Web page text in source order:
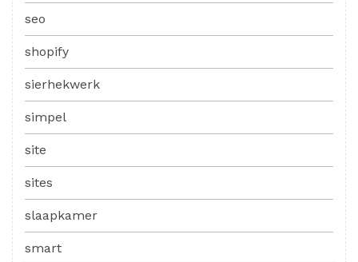
seo
shopify
sierhekwerk
simpel
site
sites
slaapkamer
smart